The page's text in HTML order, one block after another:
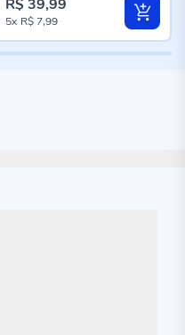
R$ 39,99
5x R$ 7,99